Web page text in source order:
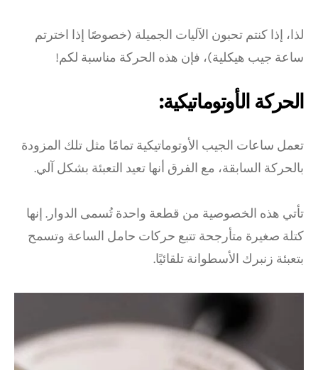
لذا، إذا كنتم تحبون الآليات الجميلة (خصوصًا إذا اخترتم
ساعة جيب هيكلية)، فإن هذه الحركة مناسبة لكم!
الحركة الأوتوماتيكية:
تعمل ساعات الجيب الأوتوماتيكية تمامًا مثل تلك المزودة
بالحركة السابقة، مع الفرق أنها تعيد التعبئة بشكل آلي.
تأتي هذه الخصوصية من قطعة واحدة تُسمى الدوار. إنها
كتلة صغيرة متأرجحة تتبع حركات حامل الساعة وتسمح
بتعبئة زنبرك الأسطوانة تلقائيًا.